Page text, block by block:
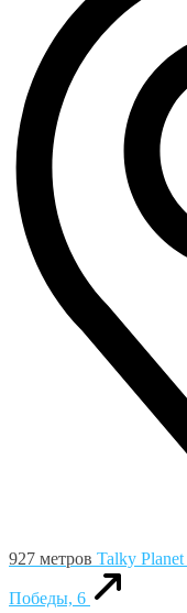
927 метров Talky Planet
Победы, 6